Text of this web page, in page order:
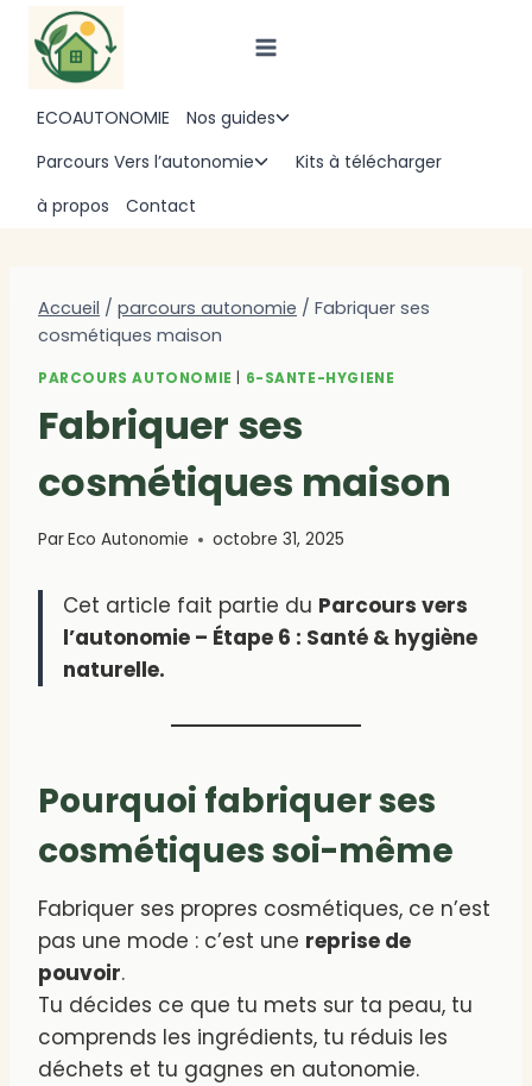
contenu
ECOAUTONOMIE Nos guides
le
Parcours Vers l’autonomie
Ouvrir/fermer
Kits à télécharger
à propos
Contact
Accueil / parcours autonomie / Fabriquer ses
cosmétiques maison
PARCOURS AUTONOMIE | 6-SANTE-HYGIENE
Fabriquer ses
cosmétiques maison
ParEco Autonomie octobre 31, 2025
Cet article fait partie du Parcours vers
l’autonomie – Étape 6 : Santé & hygiène
naturelle.
Pourquoi fabriquer ses
cosmétiques soi-même
Fabriquer ses propres cosmétiques, ce n’est
pas une mode : c’est une reprise de
pouvoir.
Tu décides ce que tu mets sur ta peau, tu
comprends les ingrédients, tu réduis les
déchets et tu gagnes en autonomie.